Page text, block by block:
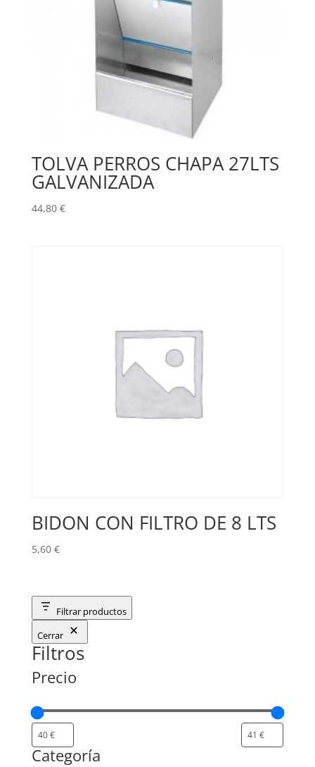
TOLVA PERROS CHAPA 27LTS
GALVANIZADA
44,80 €
BIDON CON FILTRO DE 8 LTS
5,60 €
Filtrar productos
Cerrar
Filtros
Precio
Categoría